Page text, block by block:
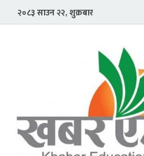
२०८३ साउन २२, शुक्रबार